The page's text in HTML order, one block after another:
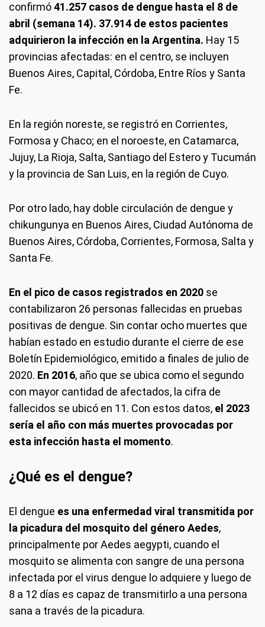
confirmó41.257 casos de dengue hasta el 8 de
abril (semana 14). 37.914 de estos pacientes
adquirieron la infección en la Argentina. Hay 15
provincias afectadas: en el centro, se incluyen
Buenos Aires, Capital, Córdoba, Entre Ríos y Santa
Fe.
En la región noreste, se registró en Corrientes,
Formosa y Chaco; en el noroeste, en Catamarca,
Jujuy, La Rioja, Salta, Santiago del Estero y Tucumán
y la provincia de San Luis, en la región de Cuyo.
Por otro lado, hay doble circulación de dengue y
chikungunya en Buenos Aires, Ciudad Autónoma de
Buenos Aires, Córdoba, Corrientes, Formosa, Salta y
Santa Fe.
En el pico de casos registrados en 2020 se
contabilizaron 26 personas fallecidas en pruebas
positivas de dengue. Sin contar ocho muertes que
habían estado en estudio durante el cierre de ese
Boletín Epidemiológico, emitido a finales de julio de
2020. En 2016, año que se ubica como el segundo
con mayor cantidad de afectados, la cifra de
fallecidos se ubicó en 11. Con estos datos, el 2023
sería el año con más muertes provocadas por
esta infección hasta el momento.
¿Qué es el dengue?
El dengue es una enfermedad viral transmitida por
la picadura del mosquito del género Aedes,
principalmente por Aedes aegypti, cuando el
mosquito se alimenta con sangre de una persona
infectada por el virus dengue lo adquiere y luego de
8 a 12 días es capaz de transmitirlo a una persona
sana a través de la picadura.